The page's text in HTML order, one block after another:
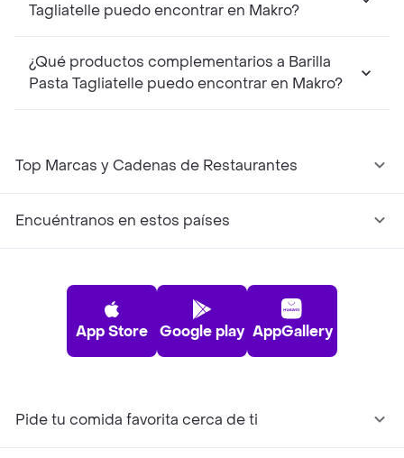
Tagliatelle puedo encontrar en Makro?
¿Qué productos complementarios a Barilla
Pasta Tagliatelle puedo encontrar en Makro?
Top Marcas y Cadenas de Restaurantes
Encuéntranos en estos países
App Store Google play AppGallery
Pide tu comida favorita cerca de ti